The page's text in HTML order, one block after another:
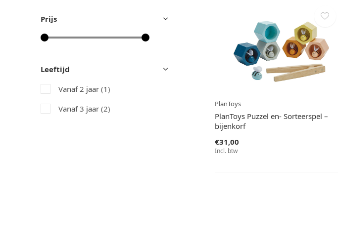
PlanToys
PlanToys Puzzel en- Sorteerspel –
bijenkorf
€31,00
Incl. btw
Prijs
Leeftijd
Vanaf 2 jaar (1)
Vanaf 3 jaar (2)